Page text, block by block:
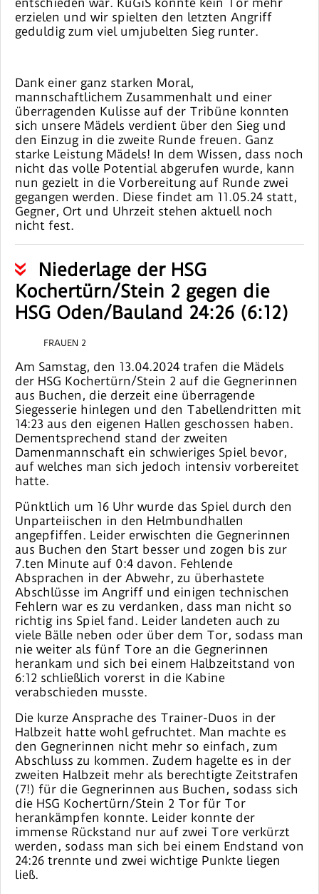
erzielen und wir spielten den letzten Angriff
geduldig zum viel umjubelten Sieg runter.
Dank einer ganz starken Moral,
mannschaftlichem Zusammenhalt und einer
überragenden Kulisse auf der Tribüne konnten
sich unsere Mädels verdient über den Sieg und
den Einzug in die zweite Runde freuen. Ganz
starke Leistung Mädels! In dem Wissen, dass noch
nicht das volle Potential abgerufen wurde, kann
nun gezielt in die Vorbereitung auf Runde zwei
gegangen werden. Diese findet am 11.05.24 statt,
Gegner, Ort und Uhrzeit stehen aktuell noch
nicht fest.
Niederlage der HSG
Kochertürn/Stein 2 gegen die
HSG Oden/Bauland 24:26 (6:12)
FRAUEN 2
Am Samstag, den 13.04.2024 trafen die Mädels
der HSG Kochertürn/Stein 2 auf die Gegnerinnen
aus Buchen, die derzeit eine überragende
Siegesserie hinlegen und den Tabellendritten mit
14:23 aus den eigenen Hallen geschossen haben.
Dementsprechend stand der zweiten
Damenmannschaft ein schwieriges Spiel bevor,
auf welches man sich jedoch intensiv vorbereitet
hatte.
Pünktlich um 16 Uhr wurde das Spiel durch den
Unparteiischen in den Helmbundhallen
angepfiffen. Leider erwischten die Gegnerinnen
aus Buchen den Start besser und zogen bis zur
7.ten Minute auf 0:4 davon. Fehlende
Absprachen in der Abwehr, zu überhastete
Abschlüsse im Angriff und einigen technischen
Fehlern war es zu verdanken, dass man nicht so
richtig ins Spiel fand. Leider landeten auch zu
viele Bälle neben oder über dem Tor, sodass man
nie weiter als fünf Tore an die Gegnerinnen
herankam und sich bei einem Halbzeitstand von
6:12 schließlich vorerst in die Kabine
verabschieden musste.
Die kurze Ansprache des Trainer-Duos in der
Halbzeit hatte wohl gefruchtet. Man machte es
den Gegnerinnen nicht mehr so einfach, zum
Abschluss zu kommen. Zudem hagelte es in der
zweiten Halbzeit mehr als berechtigte Zeitstrafen
(7!) für die Gegnerinnen aus Buchen, sodass sich
die HSG Kochertürn/Stein 2 Tor für Tor
herankämpfen konnte. Leider konnte der
immense Rückstand nur auf zwei Tore verkürzt
werden, sodass man sich bei einem Endstand von
24:26 trennte und zwei wichtige Punkte liegen
ließ.